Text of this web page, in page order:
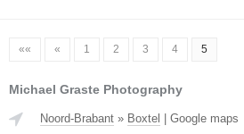
«« « 1 2 3 4 5
Michael Graste Photography
Noord-Brabant » Boxtel Google maps